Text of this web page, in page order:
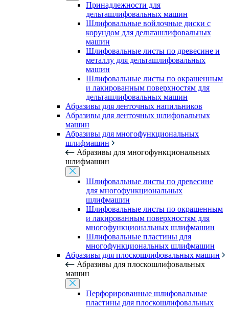
Принадлежности для
дельташлифовальных машин
Шлифовальные войлочные диски с
корундом для дельташлифовальных
машин
Шлифовальные листы по древесине и
металлу для дельташлифовальных
машин
Шлифовальные листы по окрашенным
и лакированным поверхностям для
дельташлифовальных машин
Абразивы для ленточных напильников
Абразивы для ленточных шлифовальных
машин
Абразивы для многофункциональных
шлифмашин
Абразивы для многофункциональных
шлифмашин
Шлифовальные листы по древесине
для многофункциональных
шлифмашин
Шлифовальные листы по окрашенным
и лакированным поверхностям для
многофункциональных шлифмашин
Шлифовальные пластины для
многофункциональных шлифмашин
Абразивы для плоскошлифовальных машин
Абразивы для плоскошлифовальных
машин
Перфорированные шлифовальные
пластины для плоскошлифовальных